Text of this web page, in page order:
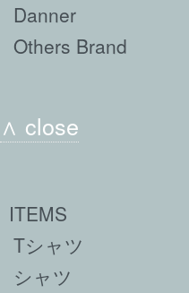
Danner
Others Brand
∧ close
ITEMS
Tシャツ
シャツ